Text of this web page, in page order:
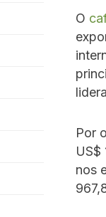
O
Por
US$
nos